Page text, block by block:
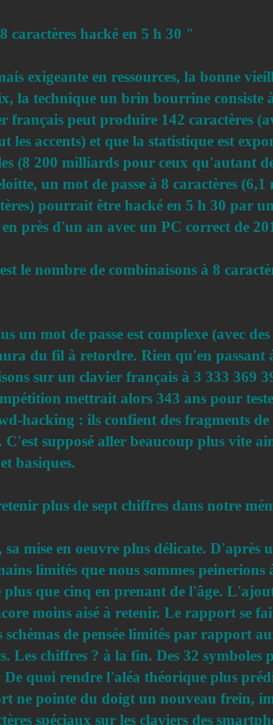
caractères hacké en 5 h 30 "
exigeante en ressources, la bonne
la technique un brin bourrine consiste
peut produire 142 caractères
les accents) et que la statistique est
(8 200 milliards pour ceux qu'autant
un mot de passe à 8 caractères
pourrait être hacké en 5 h 30 par
près d'un an avec un PC correct de
le nombre de combinaisons à 8
un mot de passe est complexe (avec
du fil à retordre. Rien qu'en passant
sur un clavier français à 3 333 369
mettrait alors 343 ans pour
hacking : ils confient des fragments
supposé aller beaucoup plus vite
basiques.
plus de sept chiffres dans notre
sa mise en oeuvre plus délicate.
limités que nous sommes
que cinq en prenant de l'âge.
moins aisé à retenir. Le rapport se
schémas de pensée limités par rapport
Les chiffres ? à la fin. Des 32
De quoi rendre l'aléa théorique plus
ne pointe du doigt un nouveau frein,
spéciaux sur les claviers des